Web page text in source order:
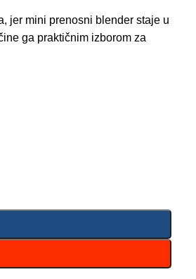
jer mini prenosni blender staje u
ga praktičnim izborom za